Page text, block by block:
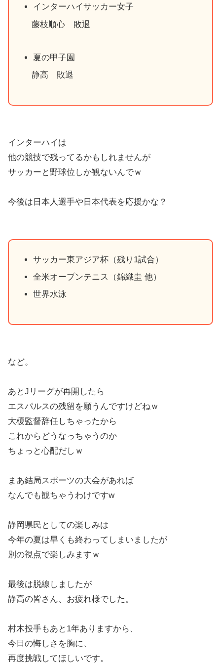
インターハイサッカー女子
藤枝順心 敗退
夏の甲子園
静高 敗退
インターハイは
他の競技で残ってるかもしれませんが
サッカーと野球位しか観ないんでｗ
今後は日本人選手や日本代表を応援かな？
サッカー東アジア杯（残り1試合）
全米オープンテニス（錦織圭 他）
世界水泳
など。
あとJリーグが再開したら
エスパルスの残留を願うんですけどねｗ
大榎監督辞任しちゃったから
これからどうなっちゃうのか
ちょっと心配だしｗ
まあ結局スポーツの大会があれば
なんでも観ちゃうわけですw
静岡県民としての楽しみは
今年の夏は早くも終わってしまいましたが
別の視点で楽しみますｗ
最後は脱線しましたが
静高の皆さん、お疲れ様でした。
村木投手もあと1年ありますから、
今日の悔しさを胸に、
再度挑戦してほしいです。